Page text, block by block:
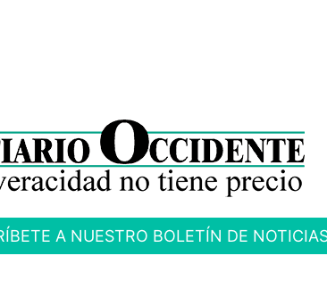
A NUESTRO BOLETÍN DE